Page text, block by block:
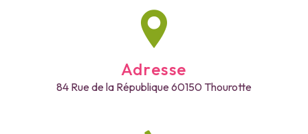
Adresse
84 Rue de la République60150 Thourotte